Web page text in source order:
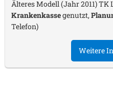
Älteres Modell (Jahr 2011) TK
Krankenkassegenutzt,
Telefon)
Weitere